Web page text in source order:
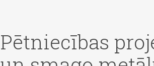
Pētniecības